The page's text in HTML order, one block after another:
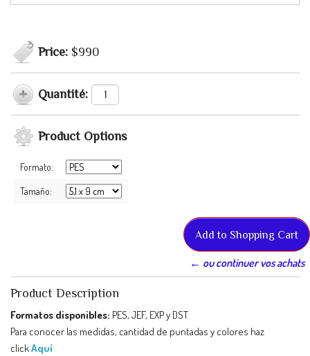
Price: $990
Quantité:
Product Options
Formato:
Tamaño:
← ou continuer vos achats
Product Description
Formatos disponibles: PES, JEF, EXP y DST
Para conocer las medidas, cantidad de puntadas y colores haz
clickAquí